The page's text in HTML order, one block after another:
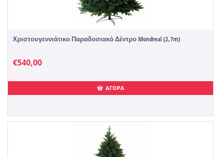
Χριστουγεννιάτικο Παραδοσιακό Δέντρο Mondreal (2,7m)
€540,00
ΑΓΟΡΑ